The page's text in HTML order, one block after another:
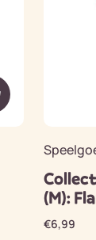
(M):
€6,99